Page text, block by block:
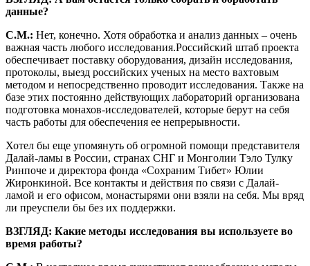
данные?
С.М.: Нет, конечно. Хотя обработка и анализ данных – очень
важная часть любого исследования.Российский штаб проекта
обеспечивает поставку оборудования, дизайн исследования,
протоколы, выезд российских ученых на место вахтовым
методом и непосредственно проводит исследования. Также на
базе этих постоянно действующих лабораторий организована
подготовка монахов-исследователей, которые берут на себя
часть работы для обеспечения ее непрерывности.
Хотел бы еще упомянуть об огромной помощи представителя
Далай-ламы в России, странах СНГ и Монголии Тэло Тулку
Ринпоче и директора фонда «Сохраним Тибет» Юлии
Жиронкиной. Все контакты и действия по связи с Далай-
ламой и его офисом, монастырями они взяли на себя. Мы вряд
ли преуспели бы без их поддержки.
ВЗГЛЯД: Какие методы исследования вы используете во
время работы?